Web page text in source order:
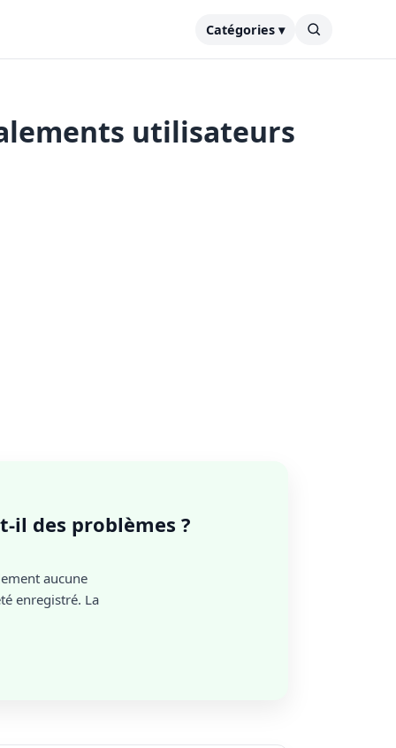
Catégories ▾
utilisateurs
il des problèmes ?
aucune
enregistré. La